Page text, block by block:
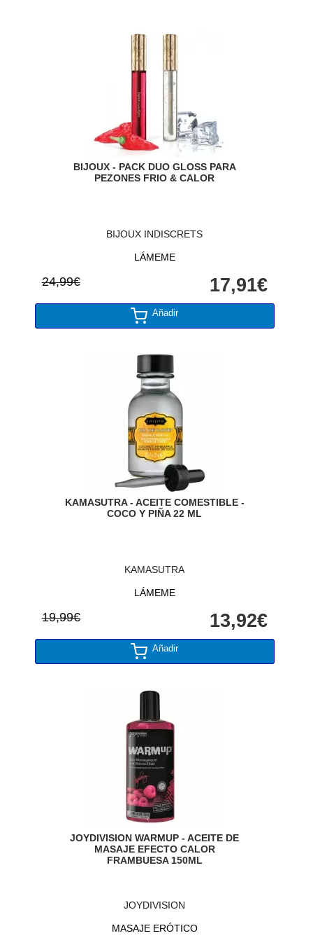
BIJOUX - PACK DUO GLOSS PARA
PEZONES FRIO & CALOR
BIJOUX INDISCRETS
LÁMEME
24,99€ 17,91€
Añadir
KAMASUTRA - ACEITE COMESTIBLE -
COCO Y PIÑA 22 ML
KAMASUTRA
LÁMEME
19,99€ 13,92€
Añadir
JOYDIVISION WARMUP - ACEITE DE
MASAJE EFECTO CALOR
FRAMBUESA 150ML
JOYDIVISION
MASAJE ERÓTICO